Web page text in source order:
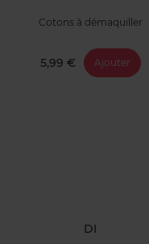
Cotons à démaquiller
5,99 € Ajouter
DI